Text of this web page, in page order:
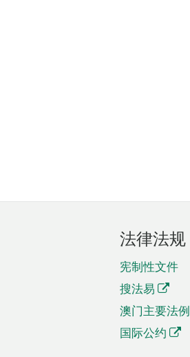
法律法规
宪制性文件
搜法易
澳门主要法例
国际公约